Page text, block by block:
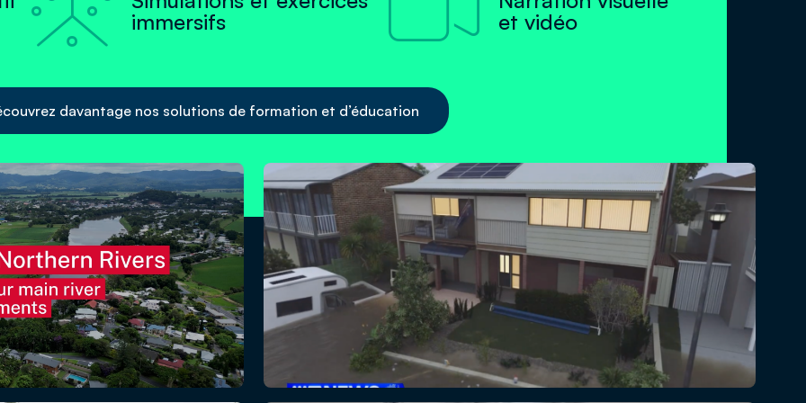
immersifs
et vidéo
davantage nos solutions de formation et d’éducation